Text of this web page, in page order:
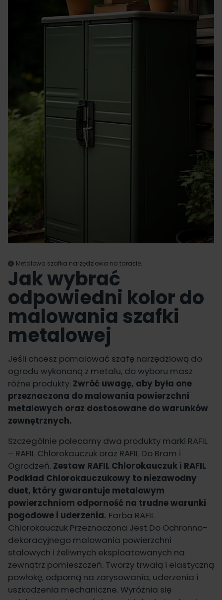
Metalowa szafka narzędziowa na tarasie.
Jak wybrać
odpowiedni kolor do
malowania szafki
metalowej
Jeśli chcesz pomalować szafę narzędziową do
ogrodu wykonaną z metalu, do wyboru masz
różne produkty. Zwróć uwagę, aby była one
przeznaczona do malowania powierzchni
metalowych oraz dostosowane do warunków
zewnętrznych.
Szczególnie polecamy dwa produkty marki RAFIL
– RAFIL Chlorokauczuk oraz RAFIL Do Bram i
Ogrodzeń. Zestaw RAFIL Chlorokauczuk i RAFIL
Podkład Chlorokauczukowy to niezawodny
duet, który gwarantuje metalowym
powierzchniom odporność na trudne warunki
pogodowe i uderzenia. Farba RAFIL
Chlorokauczuk Przeznaczona Jest Do Ochronno-
dekoracyjnego malowania powierzchni
stalowych i żeliwnych eksploatowanych na
zewnątrz pomieszczeń. Tworzy trwałą i elastyczną
powłokę, odporną na zarysowania, uderzenia i
uszkodzenia mechaniczne. Wyróżnia się